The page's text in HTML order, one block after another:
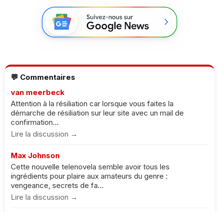
💬 Commentaires
van meerbeck
Attention à la résiliation car lorsque vous faites la
démarche de résiliation sur leur site avec un mail de
confirmation...
Lire la discussion →
Max Johnson
Cette nouvelle telenovela semble avoir tous les
ingrédients pour plaire aux amateurs du genre :
vengeance, secrets de fa...
Lire la discussion →